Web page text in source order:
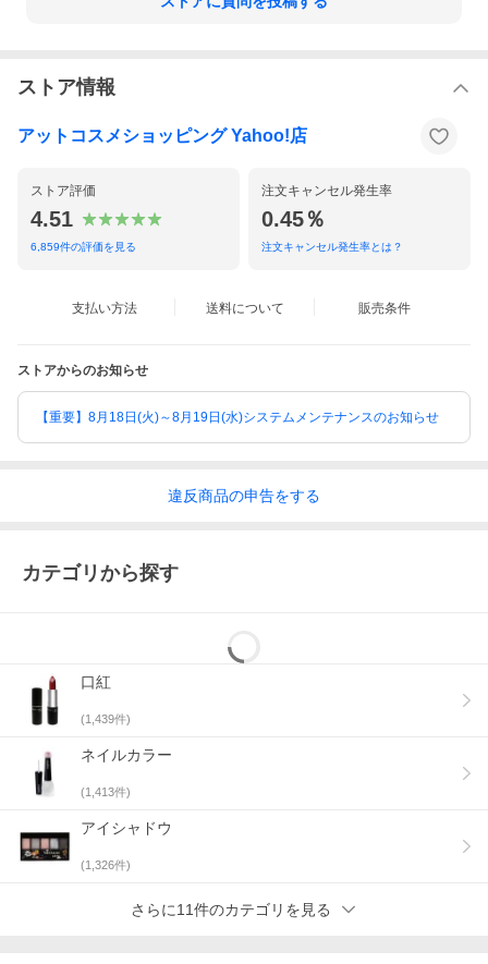
ストア情報
アットコスメショッピング Yahoo!店
ストア評価
4.51
6,859件の評価を見る
注文キャンセル発生率
0.45％
注文キャンセル発生率とは？
支払い方法 送料について 販売条件
ストアからのお知らせ
【重要】8月18日(火)～8月19日(水)システムメンテナンスのお知らせ
違反商品の申告をする
カテゴリから探す
口紅
(1,439件)
ネイルカラー
(1,413件)
アイシャドウ
(1,326件)
さらに11件のカテゴリを見る